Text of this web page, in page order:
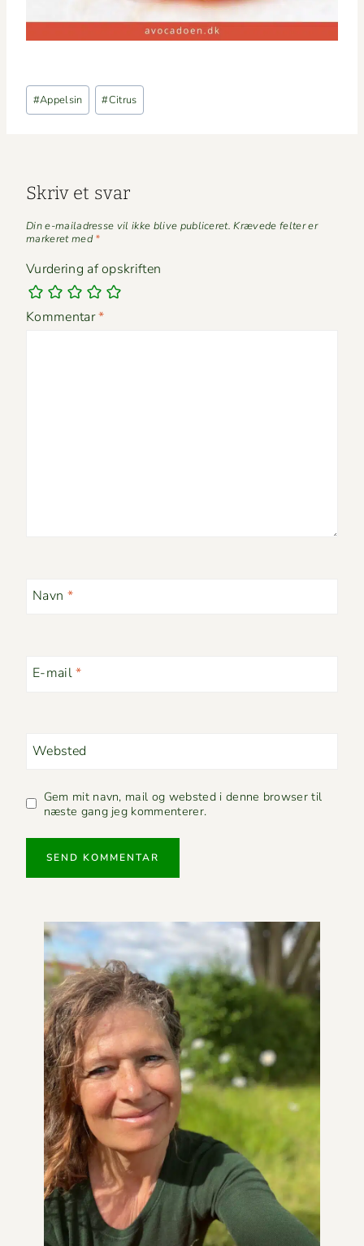
Indlæg-
tags:
#Appelsin #Citrus
Skriv et svar
Din e-mailadresse vil ikke blive publiceret. Krævede felter er
markeret med*
Vurdering af opskriften
Kommentar*
Navn *
E-mail*
Websted
Gem mit navn, mail og websted i denne browser til
næste gang jeg kommenterer.